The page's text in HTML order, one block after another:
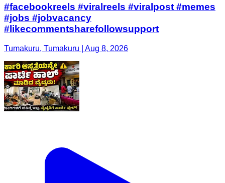
#facebookreels #viralreels #viralpost #memes
#jobs #jobvacancy
#likecommentsharefollowsupport
Tumakuru, Tumakuru | Aug 8, 2026